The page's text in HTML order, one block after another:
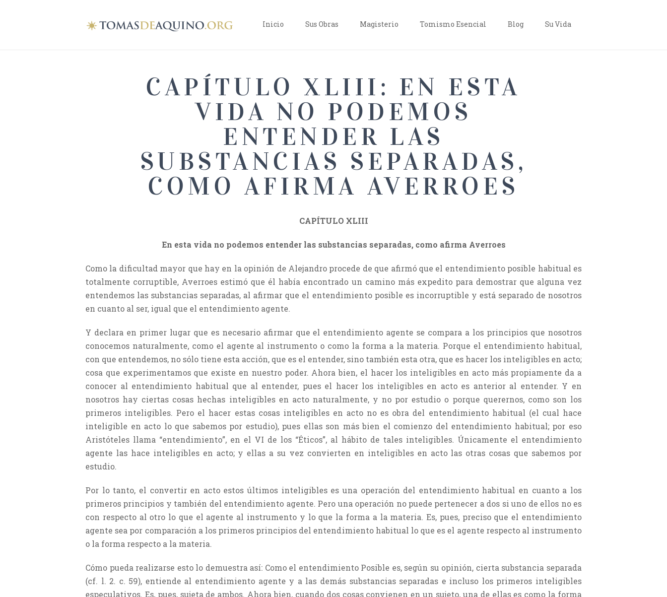
Inicio Sus Obras Magisterio Tomismo Esencial Blog Su Vida
CAPÍTULO XLIII: EN ESTA
VIDA NO PODEMOS
ENTENDER LAS
SUBSTANCIAS SEPARADAS,
COMO AFIRMA AVERROES
CAPÍTULO XLIII
En esta vida no podemos entender las substancias separadas, como afirma Averroes
Como la dificultad mayor que hay en la opinión de Alejandro procede de que afirmó que el entendimiento posible habitual es
totalmente corruptible, Averroes estimó que él había encontrado un camino más expedito para demostrar que alguna vez
entendemos las substancias separadas, al afirmar que el entendimiento posible es incorruptible y está separado de nosotros
en cuanto al ser, igual que el entendimiento agente.
Y declara en primer lugar que es necesario afirmar que el entendimiento agente se compara a los principios que nosotros
conocemos naturalmente, como el agente al instrumento o como la forma a la materia. Porque el entendimiento habitual,
con que entendemos, no sólo tiene esta acción, que es el entender, sino también esta otra, que es hacer los inteligibles en acto;
cosa que experimentamos que existe en nuestro poder. Ahora bien, el hacer los inteligibles en acto más propiamente da a
conocer al entendimiento habitual que al entender, pues el hacer los inteligibles en acto es anterior al entender. Y en
nosotros hay ciertas cosas hechas inteligibles en acto naturalmente, y no por estudio o porque querernos, como son los
primeros inteligibles. Pero el hacer estas cosas inteligibles en acto no es obra del entendimiento habitual (el cual hace
inteligible en acto lo que sabemos por estudio), pues ellas son más bien el comienzo del entendimiento habitual; por eso
Aristóteles llama “entendimiento”, en el VI de los “Éticos”, al hábito de tales inteligibles. Únicamente el entendimiento
agente las hace inteligibles en acto; y ellas a su vez convierten en inteligibles en acto las otras cosas que sabemos por
estudio.
Por lo tanto, el convertir en acto estos últimos inteligibles es una operación del entendimiento habitual en cuanto a los
primeros principios y también del entendimiento agente. Pero una operación no puede pertenecer a dos si uno de ellos no es
con respecto al otro lo que el agente al instrumento y lo que la forma a la materia. Es, pues, preciso que el entendimiento
agente sea por comparación a los primeros principios del entendimiento habitual lo que es el agente respecto al instrumento
o la forma respecto a la materia.
Cómo pueda realizarse esto lo demuestra así: Como el entendimiento Posible es, según su opinión, cierta substancia separada
(cf. l. 2. c. 59), entiende al entendimiento agente y a las demás substancias separadas e incluso los primeros inteligibles
especulativos. Es, pues, sujeta de ambos. Ahora bien, cuando dos cosas convienen en un sujeto, una de ellas es como la forma